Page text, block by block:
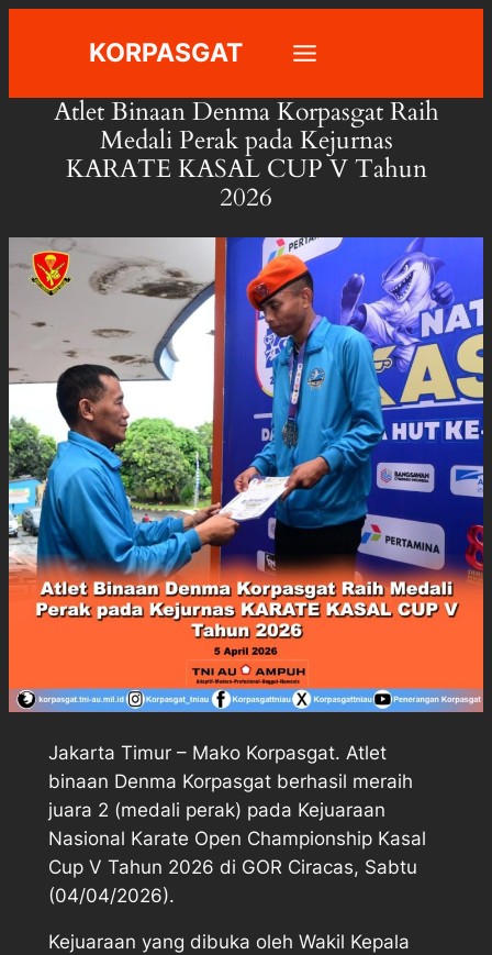
KORPASGAT
Atlet Binaan Denma Korpasgat Raih
Medali Perak pada Kejurnas
KARATE KASAL CUP V Tahun
2026
Jakarta Timur – Mako Korpasgat. Atlet
binaan Denma Korpasgat berhasil meraih
juara 2 (medali perak) pada Kejuaraan
Nasional Karate Open Championship Kasal
Cup V Tahun 2026 di GOR Ciracas, Sabtu
(04/04/2026).
Kejuaraan yang dibuka oleh Wakil Kepala